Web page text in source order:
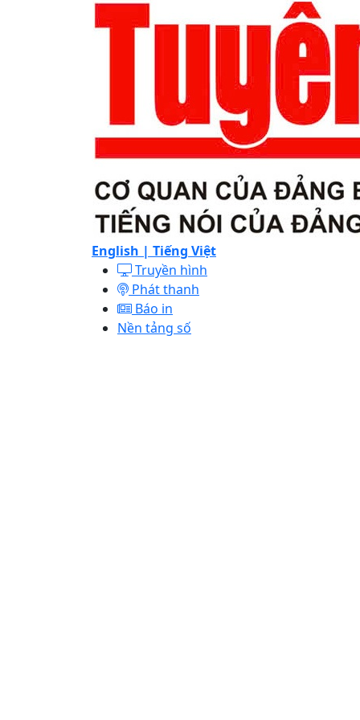
English | Tiếng Việt
Truyền hình
Phát thanh
Báo in
Nền tảng số